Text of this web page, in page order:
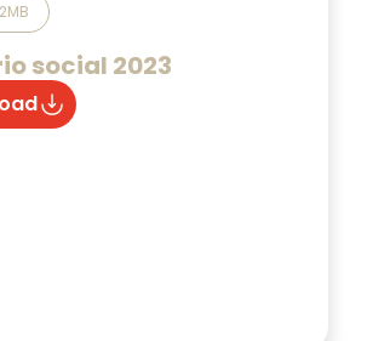
social 2023